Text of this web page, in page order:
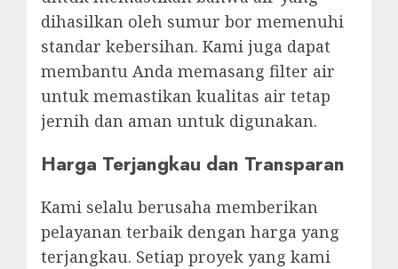
dihasilkan oleh sumur bor memenuhi
standar kebersihan. Kami juga dapat
membantu Anda memasang filter air
untuk memastikan kualitas air tetap
jernih dan aman untuk digunakan.
Harga Terjangkau dan Transparan
Kami selalu berusaha memberikan
pelayanan terbaik dengan harga yang
terjangkau. Setiap proyek yang kami